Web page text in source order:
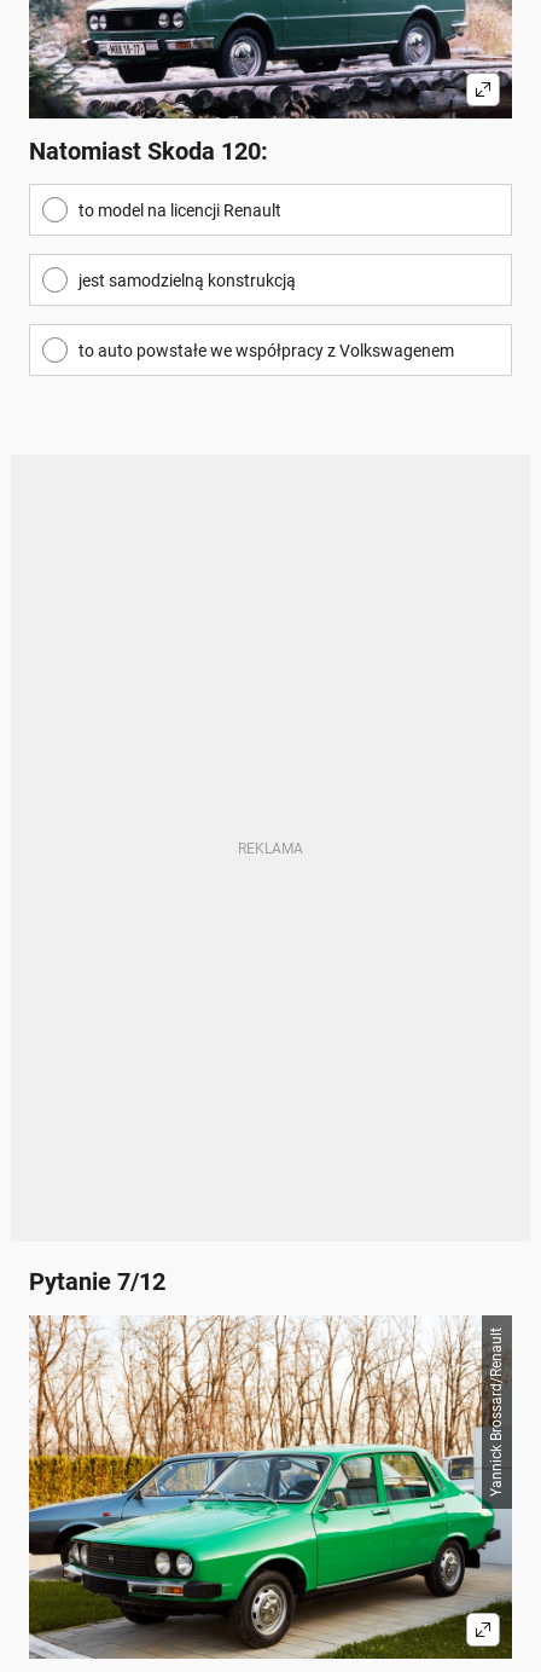
Natomiast Skoda 120:
to model na licencji Renault
jest samodzielną konstrukcją
to auto powstałe we współpracy z Volkswagenem
Pytanie 7/12
Yannick Brossard/Renault